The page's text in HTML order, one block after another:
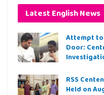
Latest English News
Attempt to
Door:
RSS
Held on